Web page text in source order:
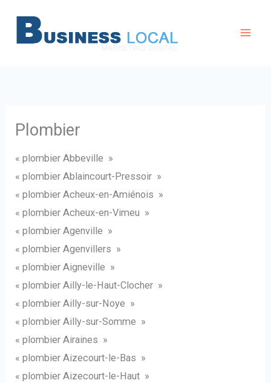
contenu
Plombier
« plombier Abbeville »
« plombier Ablaincourt-Pressoir »
« plombier Acheux-en-Amiénois »
« plombier Acheux-en-Vimeu »
« plombier Agenville »
« plombier Agenvillers »
« plombier Aigneville »
« plombier Ailly-le-Haut-Clocher »
« plombier Ailly-sur-Noye »
« plombier Ailly-sur-Somme »
« plombier Airaines »
« plombier Aizecourt-le-Bas »
« plombier Aizecourt-le-Haut »